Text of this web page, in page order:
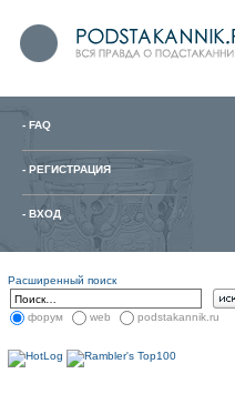
- FAQ
- РЕГИСТРАЦИЯ
- ВХОД
Расширенный поиск
форум web podstakannik.ru